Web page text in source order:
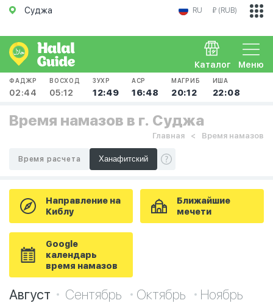
Суджа RU ₽ (RUB)
Меню
Каталог
ФАДЖР
02:44
ВОСХОД
05:12
ЗУХР
12:49
АСР
16:48
МАГРИБ
20:12
ИША
22:08
Время намазов в г. Суджа
Главная Время намазов
Время расчета
Направление на
Киблу
Ближайшие
мечети
Google
календарь
время намазов
Август Сентябрь Октябрь Ноябрь